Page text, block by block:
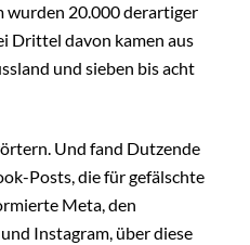
wurden 20.000 derartiger
Drittel davon kamen aus
und sieben bis acht
Und fand Dutzende
Posts, die für gefälschte
Meta, den
Instagram, über diese